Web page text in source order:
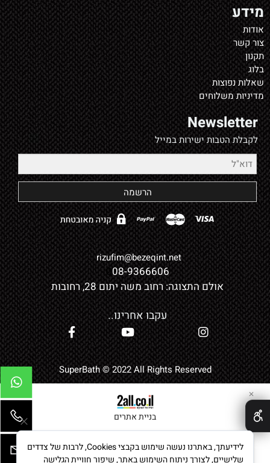
מידע
אודות
צור קשר
תקנון
בלוג
שאלות נפוצות
מדיניות משלוחים
Newsletter
לקבלת הטבות ישירות במייל
rizufim@bezeqint.net
008-9366606
אולם התצוגה: רחוב משה יתום 28, רחובות
עקבו אחרינו..
SuperBath © 2022 All Rights Reserved
בניית אתרים
✕
לידיעתך, באתרנו נעשה שימוש בקבצי Cookies, לרבות של צדדים
שלישיים, לצורך ניתוח השימוש באתר, שיפור חוויית הגלישה